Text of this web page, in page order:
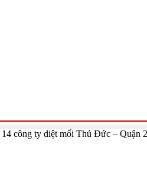
14 công ty diệt mối Thủ Đức – Quận